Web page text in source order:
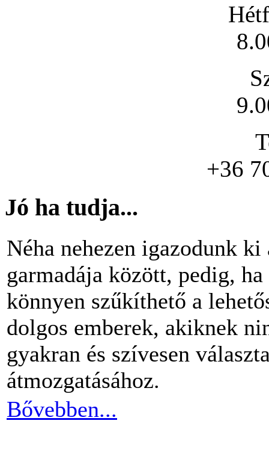
+36
Jó ha tudja...
Néha nehezen igazodunk
garmadája között, pedig,
könnyen szűkíthető a
dolgos emberek, akiknek
gyakran és szívesen
átmozgatásához.
Bővebben...